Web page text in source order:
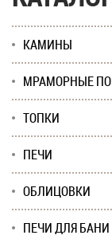
КАМИНЫ
МРАМОРНЫЕ
ТОПКИ
ПЕЧИ
ОБЛИЦОВКИ
ПЕЧИ ДЛЯ БАНИ